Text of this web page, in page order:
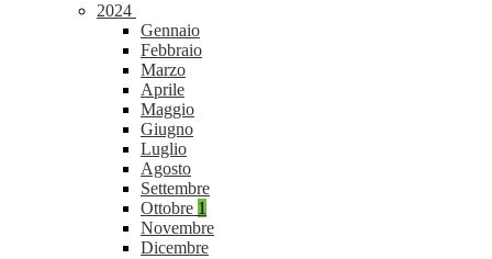
2024
Gennaio
Febbraio
Marzo
Aprile
Maggio
Giugno
Luglio
Agosto
Settembre
Ottobre 1
Novembre
Dicembre